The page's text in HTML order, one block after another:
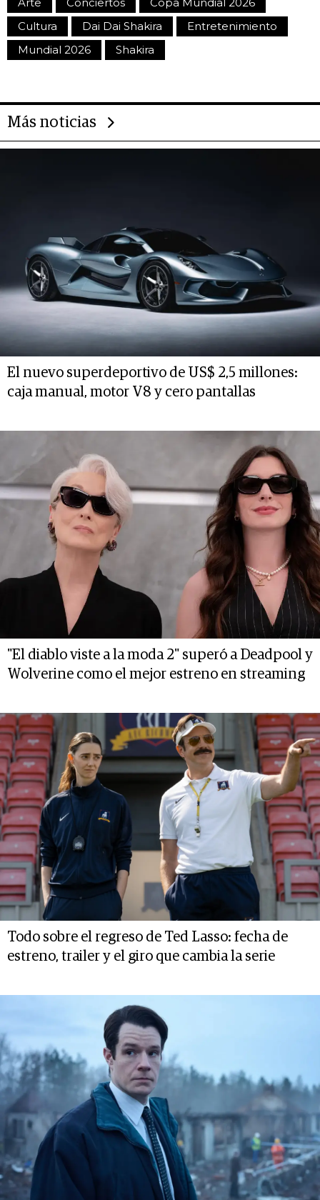
Cultura
Dai Dai Shakira
Entretenimiento
Mundial 2026
Shakira
Más noticias
El nuevo superdeportivo de US$ 2,5 millones:
caja manual, motor V8 y cero pantallas
"El diablo viste a la moda 2" superó a Deadpool y
Wolverine como el mejor estreno en streaming
Todo sobre el regreso de Ted Lasso: fecha de
estreno, trailer y el giro que cambia la serie